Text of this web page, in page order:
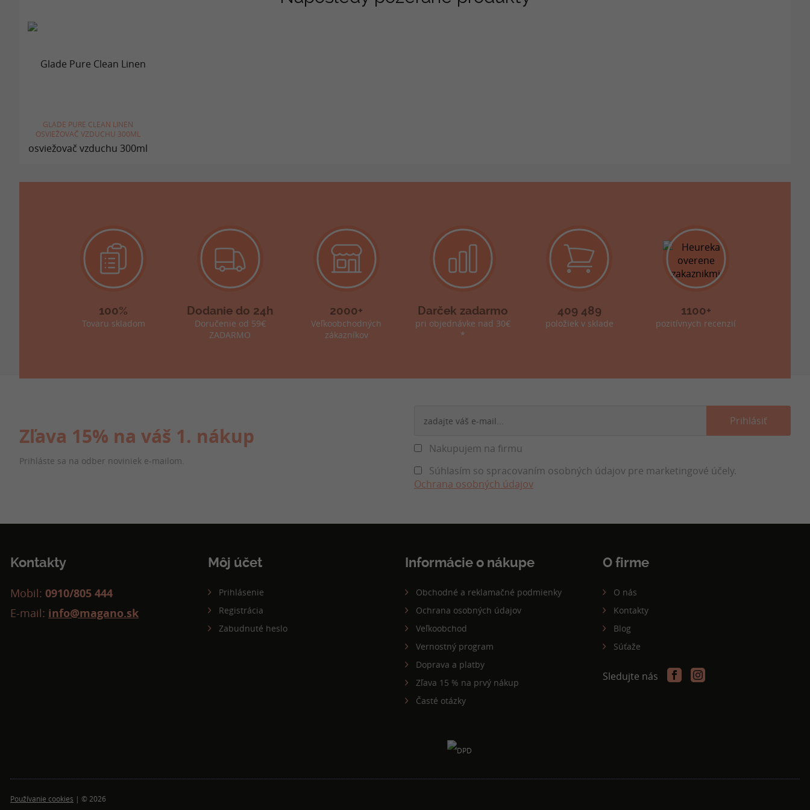
GLADE PURE CLEAN LINEN
OSVIEŽOVAČ VZDUCHU 300ML
100%
Tovaru skladom
Dodanie do 24h
Doručenie od 59€
ZADARMO
2000+
Veľkoobchodných
zákazníkov
Darček zadarmo
pri objednávke nad 30€
*
409 489
položiek v sklade
1100+
pozitívnych recenzií
Zľava 15% na váš 1. nákup
Prihláste sa na odber noviniek e-mailom.
Nakupujem na firmu
Súhlasím so spracovaním osobných údajov pre marketingové účely.
Ochrana osobných údajov
Kontakty
Mobil: 0910/805 444
E-mail: info@magano.sk
Môj účet
Prihlásenie
Registrácia
Zabudnuté heslo
Informácie o nákupe
Obchodné a reklamačné podmienky
Ochrana osobných údajov
Veľkoobchod
Vernostný program
Doprava a platby
Zľava 15 % na prvý nákup
Časté otázky
O firme
O nás
Kontakty
Blog
Súťaže
Sledujte nás
Používanie cookies | © 2026